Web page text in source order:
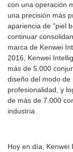
con una operación
una precisión más
apariencia de "piel
continuar
marca de Kenwei
2016, Kenwei
más de 5.000
diseño del modo
profesionalidad, y
de más de 7.000
industria.
Hoy en día, Kenwei